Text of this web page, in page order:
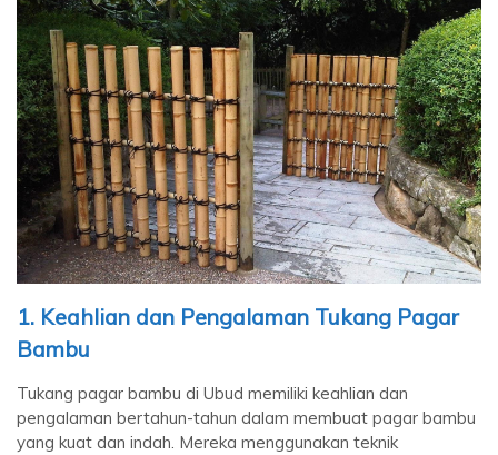
1. Keahlian dan Pengalaman Tukang Pagar
Bambu
Tukang pagar bambu di Ubud memiliki keahlian dan
pengalaman bertahun-tahun dalam membuat pagar bambu
yang kuat dan indah. Mereka menggunakan teknik